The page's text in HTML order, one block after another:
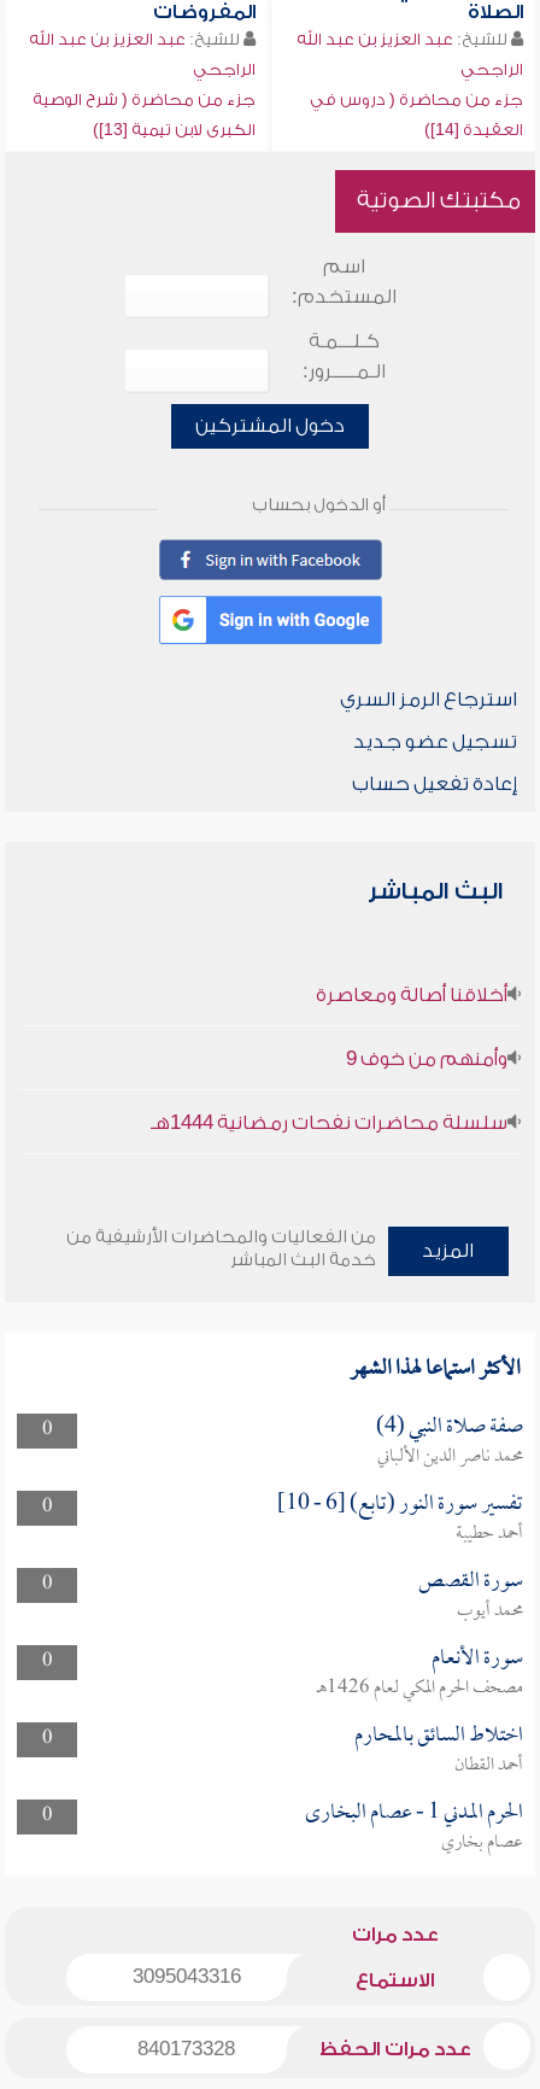
الصلاة
للشيخ: عبد العزيز بن عبد الله
الراجحي
جزء من محاضرة ( دروس في
العقيدة [14])
المفروضات
للشيخ: عبد العزيز بن عبد الله
الراجحي
جزء من محاضرة ( شرح الوصية
الكبرى لابن تيمية [13])
مكتبتك الصوتية
اسم
المستخدم:
كـلـــمـة
الـمـــــرور:
دخول المشتركين
أو الدخول بحساب
استرجاع الرمز السري
تسجيل عضو جديد
إعادة تفعيل حساب
البث المباشر
أخلاقنا أصالة ومعاصرة
وأمنهم من خوف 9
سلسلة محاضرات نفحات رمضانية 1444هـ
المزيد
من الفعاليات والمحاضرات الأرشيفية من
خدمة البث المباشر
الأكثر استماعا لهذا الشهر
0 صفة صلاة النبي (4)
محمد ناصر الدين الألباني
0
تفسير سورة النور (تابع) [6 - 10]
أحمد حطيبة
0
سورة القصص
محمد أيوب
0
سورة الأنعام
مصحف الحرم المكي لعام 1426هـ
0
اختلاط السائق بالمحارم
أحمد القطان
0
الحرم المدني 1 - عصام البخارى
عصام بخاري
عدد مرات
الاستماع 3095043316
عدد مرات الحفظ 840173328